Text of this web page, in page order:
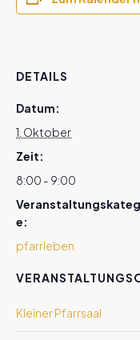
DETAILS
Datum:
1. Oktober
Zeit:
8:00 - 9:00
e:
pfarrleben
Kleiner Pfarrsaal